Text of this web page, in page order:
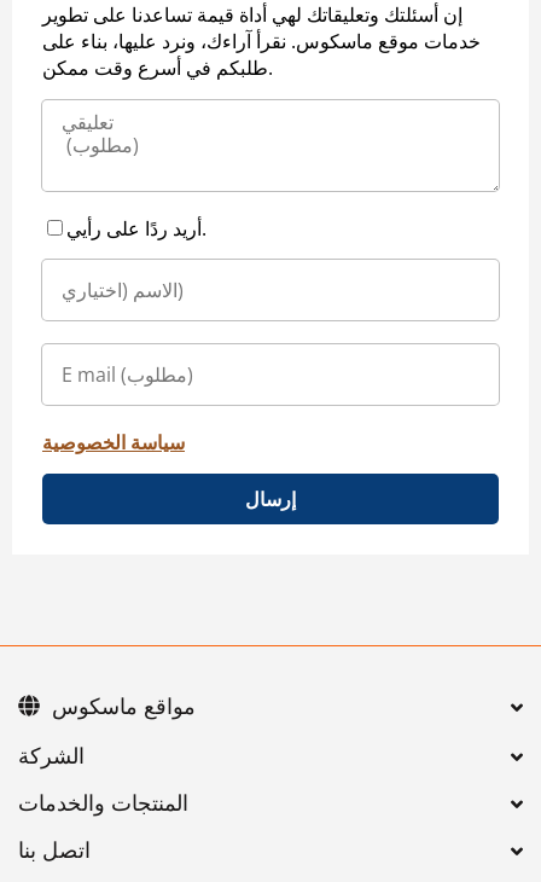
إن أسئلتك وتعليقاتك لهي أداة قيمة تساعدنا على تطوير
خدمات موقع ماسكوس. نقرأ آراءك، ونرد عليها، بناء على
طلبكم في أسرع وقت ممكن.
أريد ردًا على رأيي.
سياسة الخصوصية
إرسال
اتصل بنا
مواقع ماسكوس